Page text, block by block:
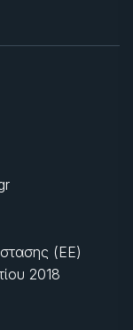
(ΕΕ)
2018